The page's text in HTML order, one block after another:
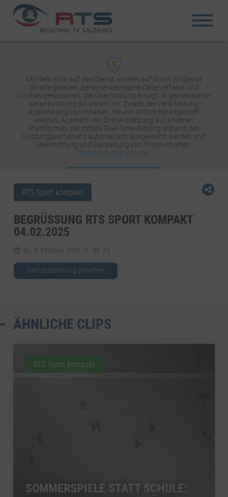
Mit dem Klick auf den Dienst werden auf Ihrem Endgerät
Skripte geladen, personenbezogene Daten erfasst und
Cookies gespeichert. Die Übermittlung erfolgt: in gemeinsamer
Verantwortung an Vimeo Inc.. Zweck der Verarbeitung:
Auslieferung von Inhalten, die von Dritten bereitgestellt
werden, Auswahl von Online-Werbung auf anderen
Plattformen, die mittels Real-Time-Bidding anhand des
Nutzungsverhaltens automatisch ausgewählt werden und
Übermittlung und Darstellung von Video-Inhalten.
Datenschutzerklärung
RTS Sport kompakt
BEGRÜSSUNG RTS SPORT KOMPAKT 0
4.02.2025
Di., 4. Februar. 2025 33
Ganze Sendung ansehen
ÄHNLICHE CLIPS
SOMMERSPIELE STATT SCHULE:
RTS Sport kompakt